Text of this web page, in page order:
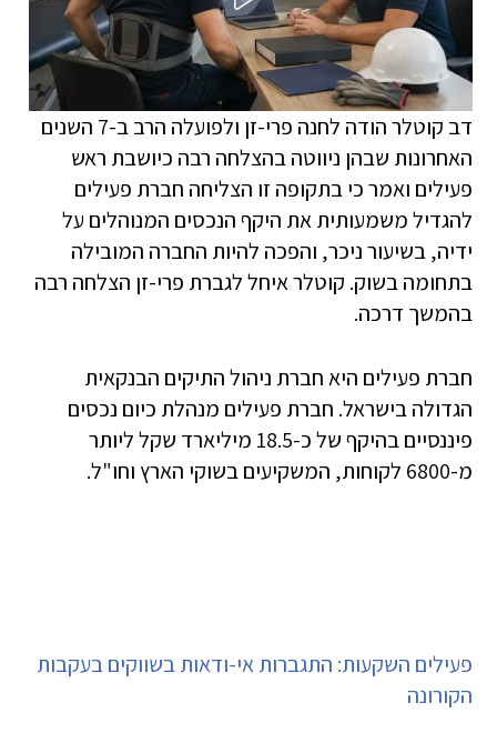
דב קוטלר הודה לחנה פרי-זן ולפועלה הרב ב-7 השנים
האחרונות שבהן ניווטה בהצלחה רבה כיושבת ראש
פעילים ואמר כי בתקופה זו הצליחה חברת פעילים
להגדיל משמעותית את היקף הנכסים המנוהלים על
ידיה, בשיעור ניכר, והפכה להיות החברה המובילה
בתחומה בשוק. קוטלר איחל לגברת פרי-זן הצלחה רבה
בהמשך דרכה.
חברת פעילים היא חברת ניהול התיקים הבנקאית
הגדולה בישראל. חברת פעילים מנהלת כיום נכסים
פיננסיים בהיקף של כ-18.5 מיליארד שקל ליותר
מ-6800 לקוחות, המשקיעים בשוקי הארץ וחו"ל.
פעילים השקעות: התגברות אי-ודאות בשווקים בעקבות
הקורונה